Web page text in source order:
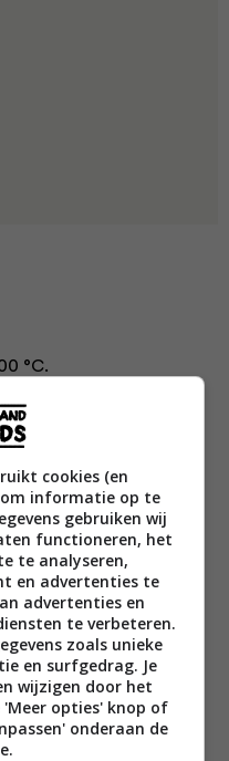
°C.
Bestrooi met 1
helft van de rasp,
olijfolie.
op en sla het vlees
dikte van 5 mm. Leg
met plasticfolie en zet
griesmeel door de
minuten goudbruin en
cookies (en
informatie op te
gebruiken wij
functioneren, het
te analyseren,
en advertenties te
advertenties en
te verbeteren.
zoals unieke
en surfgedrag. Je
wijzigen door het
opties' knop of
onderaan de